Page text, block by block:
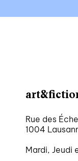
Rue des
1004
Mardi, Jeudi